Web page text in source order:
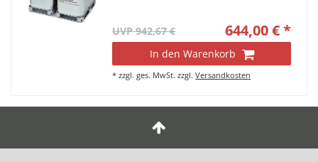
UVP 942,67 € 644,00 € *
In den Warenkorb
*zzgl. ges. MwSt. zzgl.Versandkosten